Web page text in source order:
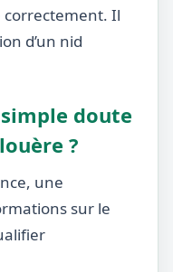
Il
d’un nid
doute
?
une
sur le